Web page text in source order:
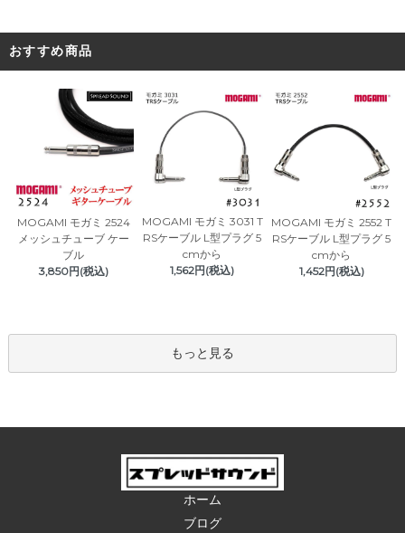
おすすめ商品
MOGAMI モガミ 2524
メッシュチューブ ケー
ブル
3,850円(税込)
MOGAMI モガミ 3031 T
RSケーブル L型プラグ 5
cmから
1,562円(税込)
MOGAMI モガミ 2552 T
RSケーブル L型プラグ 5
cmから
1,452円(税込)
もっと見る
ホーム
ブログ